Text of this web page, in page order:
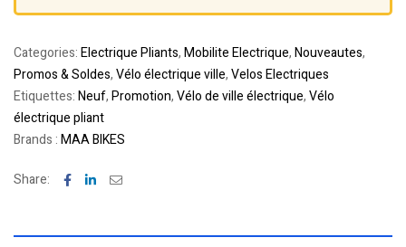
Categories:Electrique Pliants,Mobilite Electrique,Nouveautes,
Promos & Soldes,Vélo électrique ville,Velos Electriques
Etiquettes:Neuf,Promotion,Vélo de ville électrique,Vélo
électrique pliant
Brands :MAA BIKES
Share: Facebook
LinkedinEmail